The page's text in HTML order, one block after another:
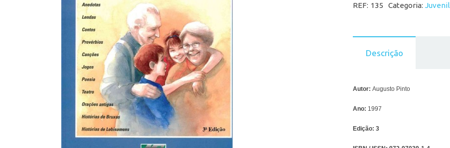
REF: 135 Categoria:Juvenil
Descrição
Autor: Augusto Pinto
Ano: 1997
Edição: 3